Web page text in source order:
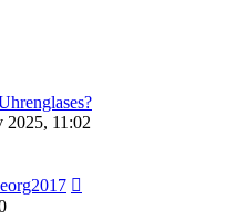
2025, 11:02